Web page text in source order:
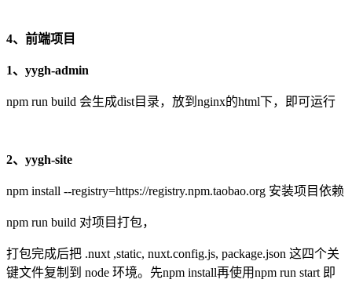
4、前端项目
1、yygh-admin
npm run build 会生成dist目录，放到nginx的html下，即可运行
2、yygh-site
npm install --registry=https://registry.npm.taobao.org 安装项目依赖
npm run build 对项目打包，
打包完成后把 .nuxt ,static, nuxt.config.js, package.json 这四个关
键文件复制到 node 环境。先npm install再使用npm run start 即